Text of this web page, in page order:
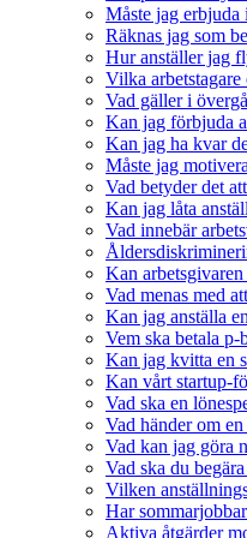
Måste jag erbjuda
Räknas jag som
Hur anställer jag
Vilka
Vad gäller i
Kan jag förbjuda
Kan jag ha kvar
Måste jag
Vad betyder det
Kan jag låta
Vad innebär
Kan
Vad menas med
Kan jag anställa
Vem ska betala p-
Kan jag kvitta en
Kan vårt startup-
Vad ska en
Vad händer om
Vad kan jag göra
Vad ska du
Vilken
Har
Aktiva åtgärder